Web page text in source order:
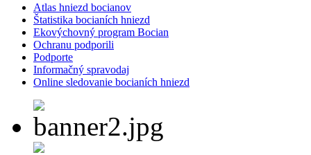
Atlas hniezd bocianov
Štatistika bocianích hniezd
Ekovýchovný program Bocian
Ochranu podporili
Podporte
Informačný spravodaj
Online sledovanie bocianích hniezd